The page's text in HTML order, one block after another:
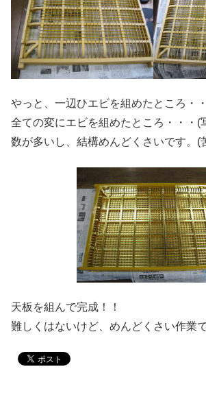
やっと、一辺ひエビを組めたところ・
全ての変にエビを組めたところ・・・(
数が多いし、結構めんどくさいです。(
天板を組んで完成！！
難しくはないけど、めんどくさい作業で